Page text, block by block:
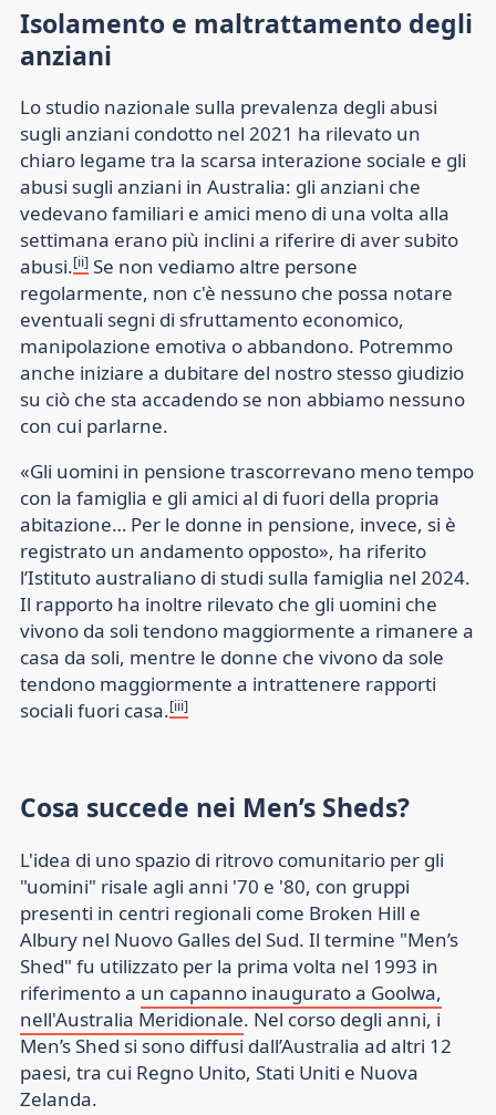
Isolamento e maltrattamento degli
anziani
Lo studio nazionale sulla prevalenza degli abusi
sugli anziani condotto nel 2021 ha rilevato un
chiaro legame tra la scarsa interazione sociale e gli
abusi sugli anziani in Australia: gli anziani che
vedevano familiari e amici meno di una volta alla
settimana erano più inclini a riferire di aver subito
abusi.[ii] Se non vediamo altre persone
regolarmente, non c'è nessuno che possa notare
eventuali segni di sfruttamento economico,
manipolazione emotiva o abbandono. Potremmo
anche iniziare a dubitare del nostro stesso giudizio
su ciò che sta accadendo se non abbiamo nessuno
con cui parlarne.
«Gli uomini in pensione trascorrevano meno tempo
con la famiglia e gli amici al di fuori della propria
abitazione… Per le donne in pensione, invece, si è
registrato un andamento opposto», ha riferito
l’Istituto australiano di studi sulla famiglia nel 2024.
Il rapporto ha inoltre rilevato che gli uomini che
vivono da soli tendono maggiormente a rimanere a
casa da soli, mentre le donne che vivono da sole
tendono maggiormente a intrattenere rapporti
sociali fuori casa.[iii]
Cosa succede nei Men’s Sheds?
L'idea di uno spazio di ritrovo comunitario per gli
"uomini" risale agli anni '70 e '80, con gruppi
presenti in centri regionali come Broken Hill e
Albury nel Nuovo Galles del Sud. Il termine "Men’s
Shed" fu utilizzato per la prima volta nel 1993 in
riferimento a un capanno inaugurato a Goolwa,
nell'Australia Meridionale. Nel corso degli anni, i
Men’s Shed si sono diffusi dall’Australia ad altri 12
paesi, tra cui Regno Unito, Stati Uniti e Nuova
Zelanda.